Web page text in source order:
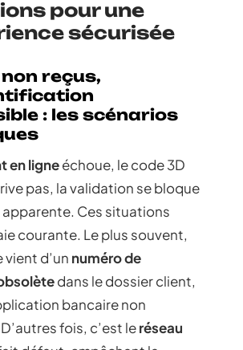
pour une
sécurisée
reçus,
: les scénarios
en ligneéchoue, le code 3D
pas, la validation se bloque
apparente. Ces situations
courante. Le plus souvent,
d’un numéro de
dans le dossier client,
bancaire non
fois, c’est leréseau